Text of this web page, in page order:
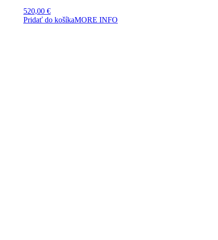
520,00 €
Pridať do košíkaMORE INFO